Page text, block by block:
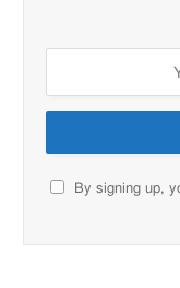
By signing up,